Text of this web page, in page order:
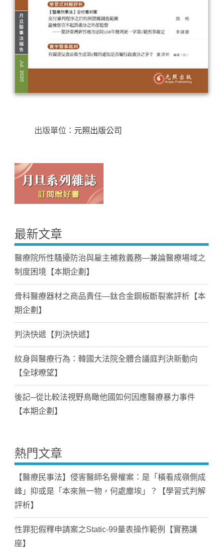
出版單位： 元照出版公司
最新文章
醫療院所性騷擾防治與雇主補救義務—兼論醫療場域之
制度困境【本期企劃】
骨科醫療器材之商品責任—鈦合金鋼板斷裂案評析【本
期企劃】
判決快遞【判決快遞】
紋身與醫療行為：韓國大法院全體合議庭判決新動向
【全球暸望】
後記─從比較法視野鳥瞰他國如何因應醫療暴力事件
【本期企劃】
熱門文章
【醫療民事法】侵害醫師名譽權案：是「橫看成嶺側成
峰」抑或是「本來無一物，何處塵埃」？【學習式判解
評析】
性罪犯假釋申請案之Static-99量表操作範例【實務講
座】